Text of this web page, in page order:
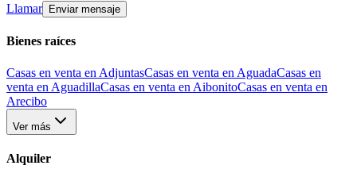
Llamar Enviar mensaje
Bienes raíces
Casas en venta en AdjuntasCasas en venta en AguadaCasas en
venta en AguadillaCasas en venta en AibonitoCasas en venta en
Arecibo
Ver más
Alquiler